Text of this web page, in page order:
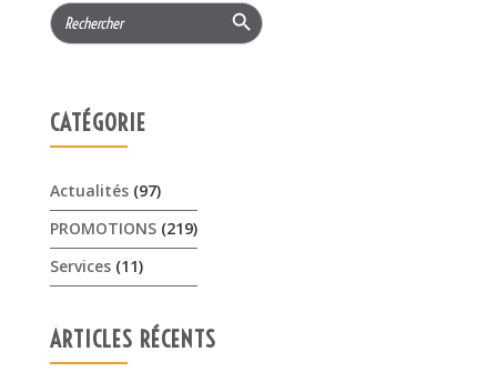
Search
for:
CATÉGORIE
Actualités(97)
PROMOTIONS(219)
Services(11)
ARTICLES RÉCENTS